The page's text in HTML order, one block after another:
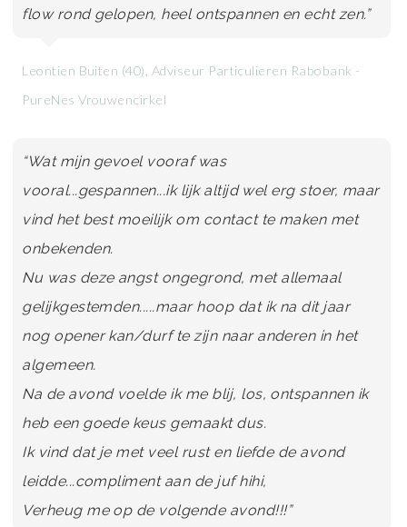
flow rond gelopen, heel ontspannen en echt zen.”
Leontien Buiten (40), Adviseur Particulieren Rabobank -
PureNes Vrouwencirkel
“Wat mijn gevoel vooraf was
vooral...gespannen...ik lijk altijd wel erg stoer, maar
vind het best moeilijk om contact te maken met
onbekenden.
Nu was deze angst ongegrond, met allemaal
gelijkgestemden.....maar hoop dat ik na dit jaar
nog opener kan/durf te zijn naar anderen in het
algemeen.
Na de avond voelde ik me blij, los, ontspannen ik
heb een goede keus gemaakt dus.
Ik vind dat je met veel rust en liefde de avond
leidde...compliment aan de juf hihi,
Verheug me op de volgende avond!!!”